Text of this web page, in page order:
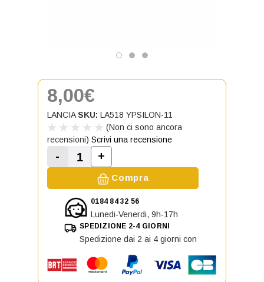
8,00€
LANCIA SKU: LA518 YPSILON-11
(Non ci sono ancora
recensioni) Scrivi una recensione
Diminuisci la quantità di Indicatore di
-
Aumenta la quantità di Indicatore
+
Compra
0184 84 32 56
Lunedi-Venerdi, 9h-17h
SPEDIZIONE 2-4 GIORNI
Spedizione dai 2 ai 4 giorni con